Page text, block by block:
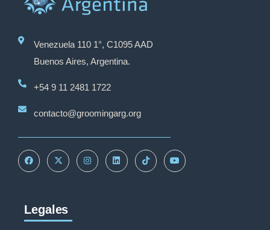
Venezuela 110 1°, C1095 AAD
Buenos Aires, Argentina.
+54 9 11 2481 1722
contacto@groomingarg.org
Legales